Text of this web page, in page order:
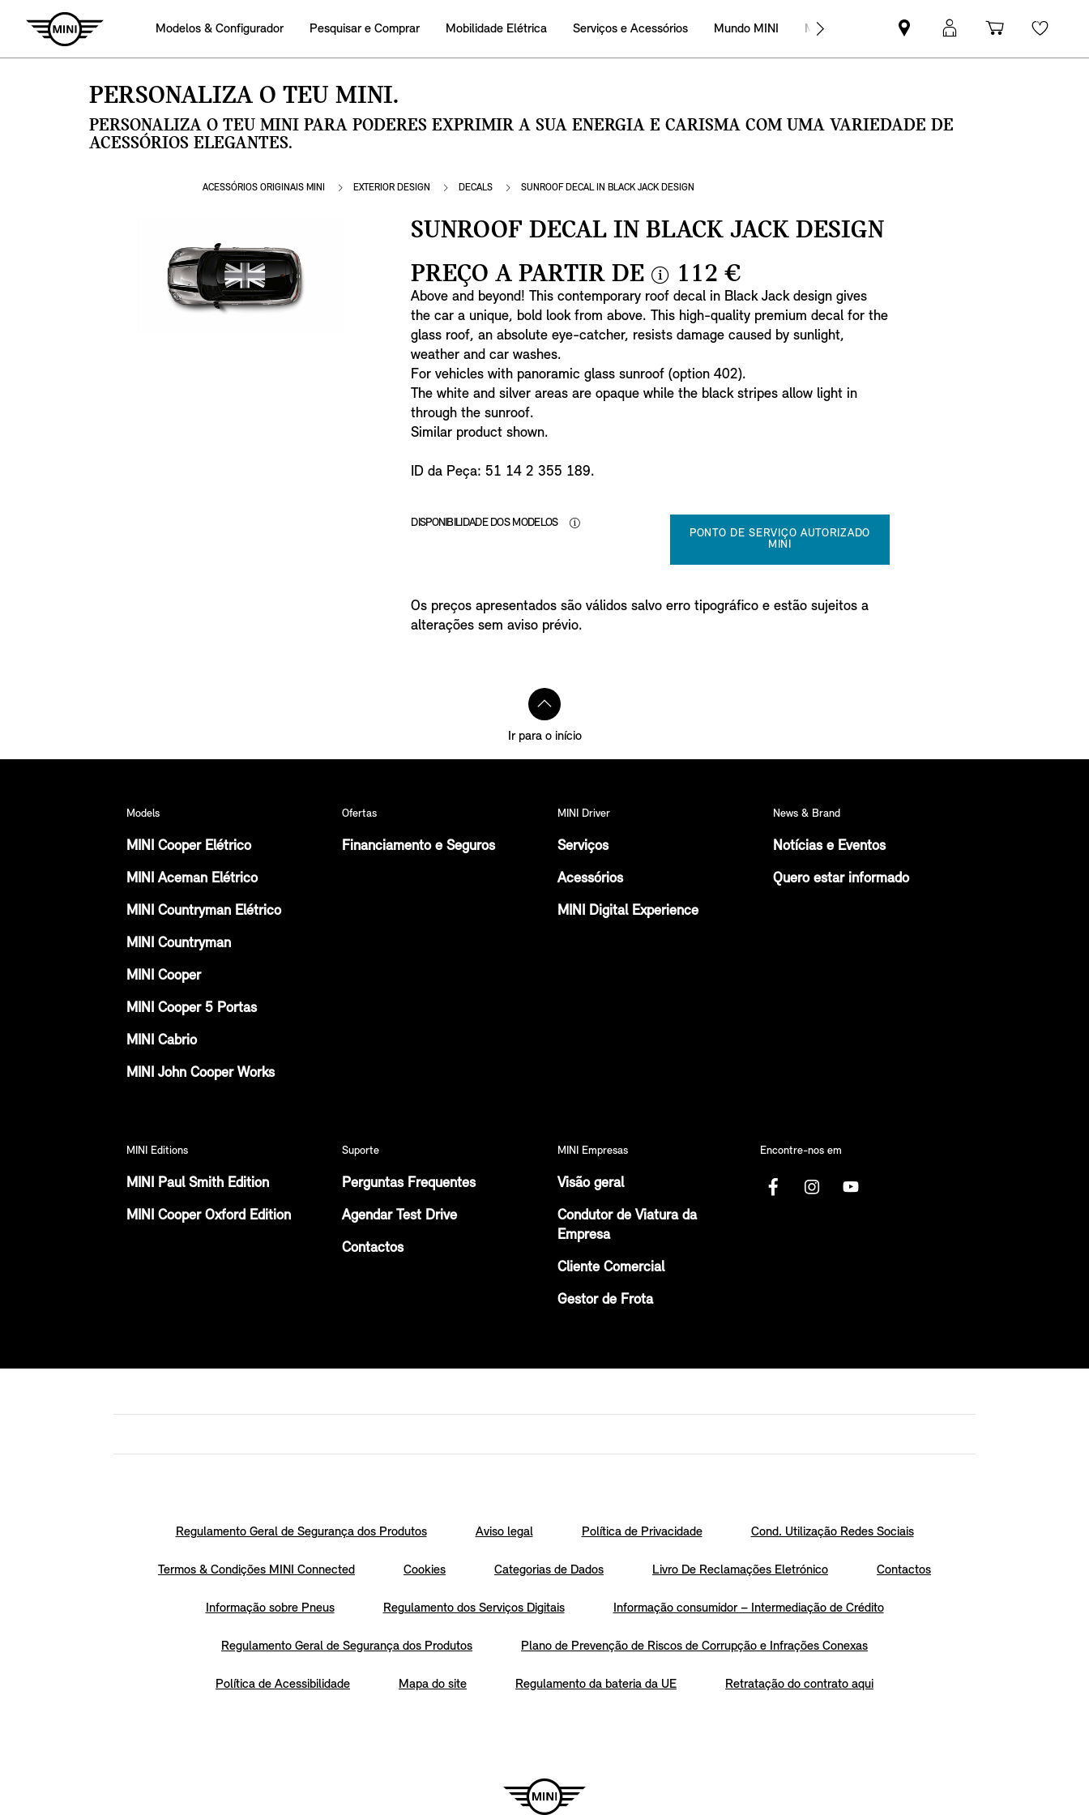
Modelos & Configurador Pesquisar e Comprar Mobilidade Elétrica Serviços e Acessórios Mundo MINI MINI Empresas
Pesquisar
parceiro
Iniciar
sessão
Carrinho
de
PERSONALIZA O TEU MINI.
PERSONALIZA O TEU MINI PARA PODERES EXPRIMIR A SUA ENERGIA E CARISMA COM UMA VARIEDADE DE
ACESSÓRIOS ELEGANTES.
ACESSÓRIOS ORIGINAIS MINI EXTERIOR DESIGN DECALS SUNROOF DECAL IN BLACK JACK DESIGN
SUNROOF DECAL IN BLACK JACK DESIGN
PREÇO A PARTIR DE
i
n
f
112 €
Above and beyond! This contemporary roof decal in Black Jack design gives
the car a unique, bold look from above. This high-quality premium decal for the
glass roof, an absolute eye-catcher, resists damage caused by sunlight,
weather and car washes.
For vehicles with panoramic glass sunroof (option 402).
The white and silver areas are opaque while the black stripes allow light in
through the sunroof.
Similar product shown.
ID da Peça: 51 14 2 355 189.
DISPONIBILIDADE DOS MODELOS
PONTO DE SERVIÇO AUTORIZADO
MINI
Os preços apresentados são válidos salvo erro tipográfico e estão sujeitos a
alterações sem aviso prévio.
Ir para o início
Models
MINI Cooper Elétrico
MINI Aceman Elétrico
MINI Countryman Elétrico
MINI Countryman
MINI Cooper
MINI Cooper 5 Portas
MINI Cabrio
MINI John Cooper Works
Ofertas
Financiamento e Seguros
MINI Driver
Serviços
Acessórios
MINI Digital Experience
News & Brand
Notícias e Eventos
Quero estar informado
MINI Editions
MINI Paul Smith Edition
MINI Cooper Oxford Edition
Suporte
Perguntas Frequentes
Agendar Test Drive
Contactos
MINI Empresas
Visão geral
Condutor de Viatura da
Empresa
Cliente Comercial
Gestor de Frota
Encontre-nos em
Regulamento Geral de Segurança dos Produtos Aviso legal Política de Privacidade Cond. Utilização Redes Sociais
Termos & Condições MINI Connected Cookies Categorias de Dados Livro De Reclamações Eletrónico Contactos
Informação sobre Pneus Regulamento dos Serviços Digitais Informação consumidor – Intermediação de Crédito
Regulamento Geral de Segurança dos Produtos Plano de Prevenção de Riscos de Corrupção e Infrações Conexas
Política de Acessibilidade Mapa do site Regulamento da bateria da UE Retratação do contrato aqui